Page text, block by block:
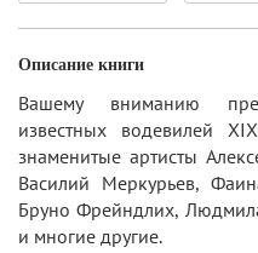
Описание книги
Вашему вниманию
известных водевилей
знаменитые артисты
Василий Меркурьев,
Бруно Фрейндлих,
и многие другие.